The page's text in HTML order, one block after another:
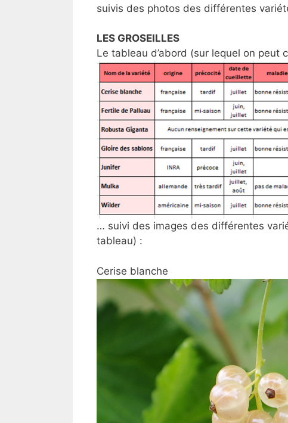
suivis des photos des différentes
LES GROSEILLES
Le tableau d’abord (sur lequel on
… suivi des images des différentes
tableau) :
Cerise blanche